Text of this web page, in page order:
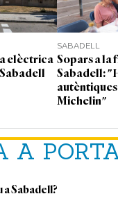
A
a Sabadell?
elèctrica
SABADELL
Sopars a la
Sabadell:
Michelin"